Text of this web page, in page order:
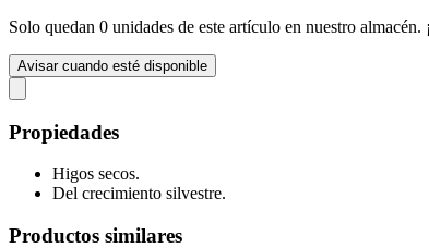
Solo quedan 0 unidades de este artículo en nuestro
Avisar cuando esté disponible
Propiedades
Higos secos.
Del crecimiento silvestre.
Productos similares